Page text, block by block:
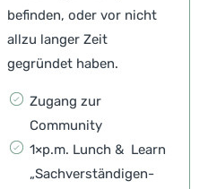
befinden, oder vor nicht
allzu langer Zeit
gegründet haben.
Zugang zur
Community
1×p.m. Lunch & Learn
„Sachverständigen-